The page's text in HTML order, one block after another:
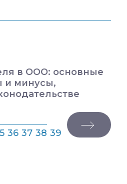
в ООО: основные
и минусы,
36 37 38 39